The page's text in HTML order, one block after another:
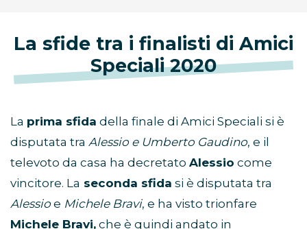
La sfide tra i finalisti di Amici
Speciali 2020
La prima sfida della finale di Amici Speciali si è
disputata tra Alessio e Umberto Gaudino, e il
televoto da casa ha decretato Alessio come
vincitore. La seconda sfida si è disputata tra
Alessioe Michele Bravi, e ha visto trionfare
Michele Bravi, che è quindi andato in